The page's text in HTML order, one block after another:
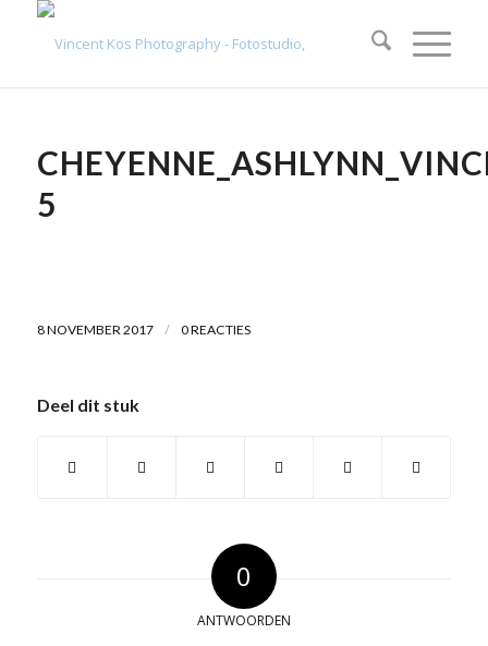
5
8 NOVEMBER 2017 / 0 REACTIES
Deel dit stuk
0
ANTWOORDEN